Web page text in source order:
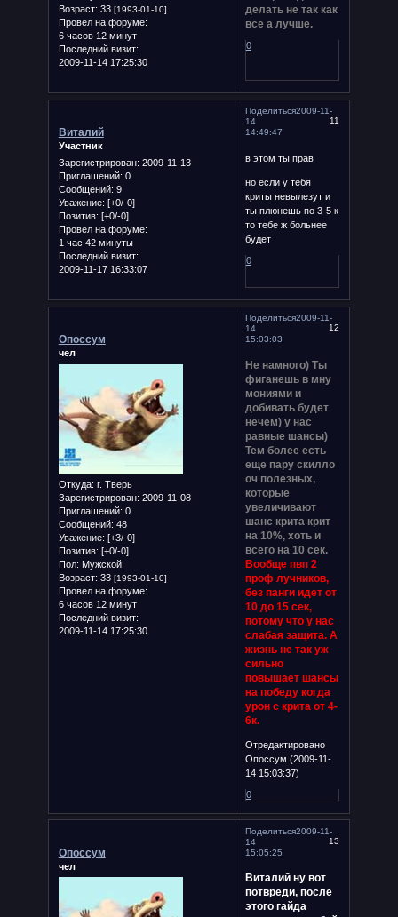
Возраст: 33 [1993-01-10]
Провел на форуме:
6 часов 12 минут
Последний визит:
2009-11-14 17:25:30
делать не так как
все а лучше.
0
Поделиться
11
2009-11-
14
14:49:47
Виталий
Участник
Зарегистрирован: 2009-11-13
Приглашений: 0
Сообщений: 9
Уважение: [+0/-0]
Позитив: [+0/-0]
Провел на форуме:
1 час 42 минуты
Последний визит:
2009-11-17 16:33:07
в этом ты прав
но если у тебя
криты невылезут и
ты плюнешь по 3-5 к
то тебе ж больнее
будет
0
Поделиться
12
2009-11-
14
15:03:03
Опоссум
чел
Откуда: г. Тверь
Зарегистрирован: 2009-11-08
Приглашений: 0
Сообщений: 48
Уважение: [+3/-0]
Позитив: [+0/-0]
Пол: Мужской
Возраст: 33 [1993-01-10]
Провел на форуме:
6 часов 12 минут
Последний визит:
2009-11-14 17:25:30
Не намного) Ты
фиганешь в мну
мониями и
добивать будет
нечем) у нас
равные шансы)
Тем более есть
еще пару скилло
оч полезных,
которые
увеличивают
шанс крита крит
на 10%, хоть и
всего на 10 сек.
Вообще пвп 2
проф лучников,
без панги идет от
10 до 15 сек,
потому что у нас
слабая защита. А
жизнь не так уж
сильно
повышает шансы
на победу когда
урон с крита от 4-
6к.
Отредактировано
Опоссум (2009-11-
14 15:03:37)
0
Поделиться
13
2009-11-
14
15:05:25
Опоссум
чел
Виталий ну вот
потвреди, после
этого гайда